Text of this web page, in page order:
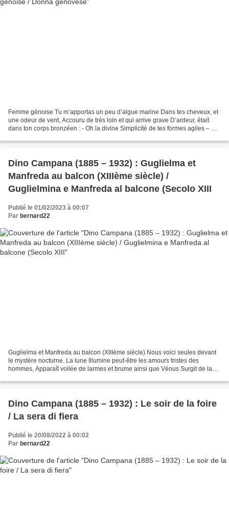
Femme génoise Tu m’apportas un peu d’algue marine Dans tes cheveux, et
une odeur de vent, Accouru de très loin et qui arrive grave D’ardeur, était
dans ton corps bronzéen : - Oh la divine Simplicité de tes formes agiles – Ni
Dino Campana (1885 – 1932) : Guglielma et
Manfreda au balcon (XIIIème siècle) /
Guglielmina e Manfreda al balcone (Secolo XIII
Publié le 01/02/2023 à 00:07
Par bernard22
Guglielma et Manfreda au balcon (XIIIème siècle) Nous voici seules devant
le mystère nocturne. La lune Illumine peut-être les amours tristes des
hommes, Apparaît voilée de larmes et brume ainsi que Vénus Surgit de la
Dino Campana (1885 – 1932) : Le soir de la foire
/ La sera di fiera
Publié le 20/08/2022 à 00:02
Par bernard22